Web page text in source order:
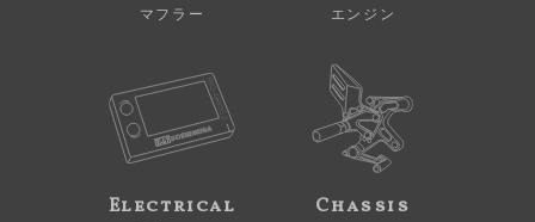
マフラー エンジン
Electrical Chassis